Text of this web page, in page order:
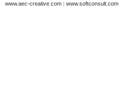
www.aec-creative.com | www.softconsult.com